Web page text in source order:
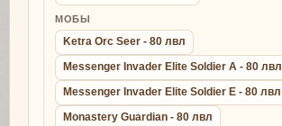
МОБЫ
Ketra Orc Seer - 80 лвл
Messenger Invader Elite Soldier A - 80 лвл
Messenger Invader Elite Soldier E - 80 лвл
Monastery Guardian - 80 лвл